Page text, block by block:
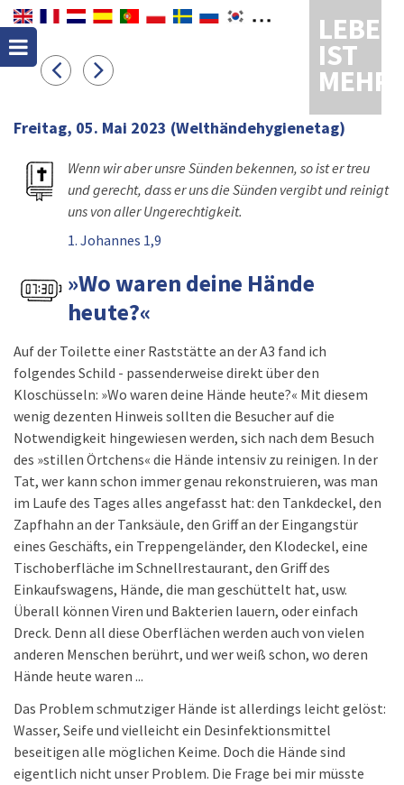
LEBEN
IST
MEHR
Freitag, 05. Mai 2023 (Welthändehygienetag)
Wenn wir aber unsre Sünden bekennen, so ist er treu
und gerecht, dass er uns die Sünden vergibt und reinigt
uns von aller Ungerechtigkeit.
1. Johannes 1,9
»Wo waren deine Hände
heute?«
Auf der Toilette einer Raststätte an der A3 fand ich
folgendes Schild - passenderweise direkt über den
Kloschüsseln: »Wo waren deine Hände heute?« Mit diesem
wenig dezenten Hinweis sollten die Besucher auf die
Notwendigkeit hingewiesen werden, sich nach dem Besuch
des »stillen Örtchens« die Hände intensiv zu reinigen. In der
Tat, wer kann schon immer genau rekonstruieren, was man
im Laufe des Tages alles angefasst hat: den Tankdeckel, den
Zapfhahn an der Tanksäule, den Griff an der Eingangstür
eines Geschäfts, ein Treppengeländer, den Klodeckel, eine
Tischoberfläche im Schnellrestaurant, den Griff des
Einkaufswagens, Hände, die man geschüttelt hat, usw.
Überall können Viren und Bakterien lauern, oder einfach
Dreck. Denn all diese Oberflächen werden auch von vielen
anderen Menschen berührt, und wer weiß schon, wo deren
Hände heute waren ...
Das Problem schmutziger Hände ist allerdings leicht gelöst:
Wasser, Seife und vielleicht ein Desinfektionsmittel
beseitigen alle möglichen Keime. Doch die Hände sind
eigentlich nicht unser Problem. Die Frage bei mir müsste